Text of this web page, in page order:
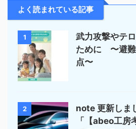
よく読まれている記事
1
武力攻撃やテ
ために 〜避難
点〜
2
note 更新し
「【abeo工房